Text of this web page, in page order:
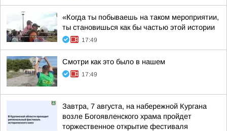
«Когда ты побываешь на таком мероприятии,
ты становишься как бы частью этой истории
17:49
Смотри как это было в нашем
17:49
Завтра, 7 августа, на набережной Кургана
возле Богоявленского храма пройдет
торжественное открытие фестиваля